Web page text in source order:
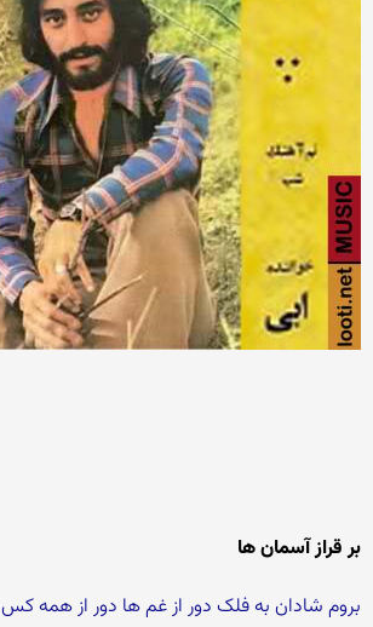
بر قراز آسمان ها
بروم شادان به فلک دور از غم ها دور از همه کس